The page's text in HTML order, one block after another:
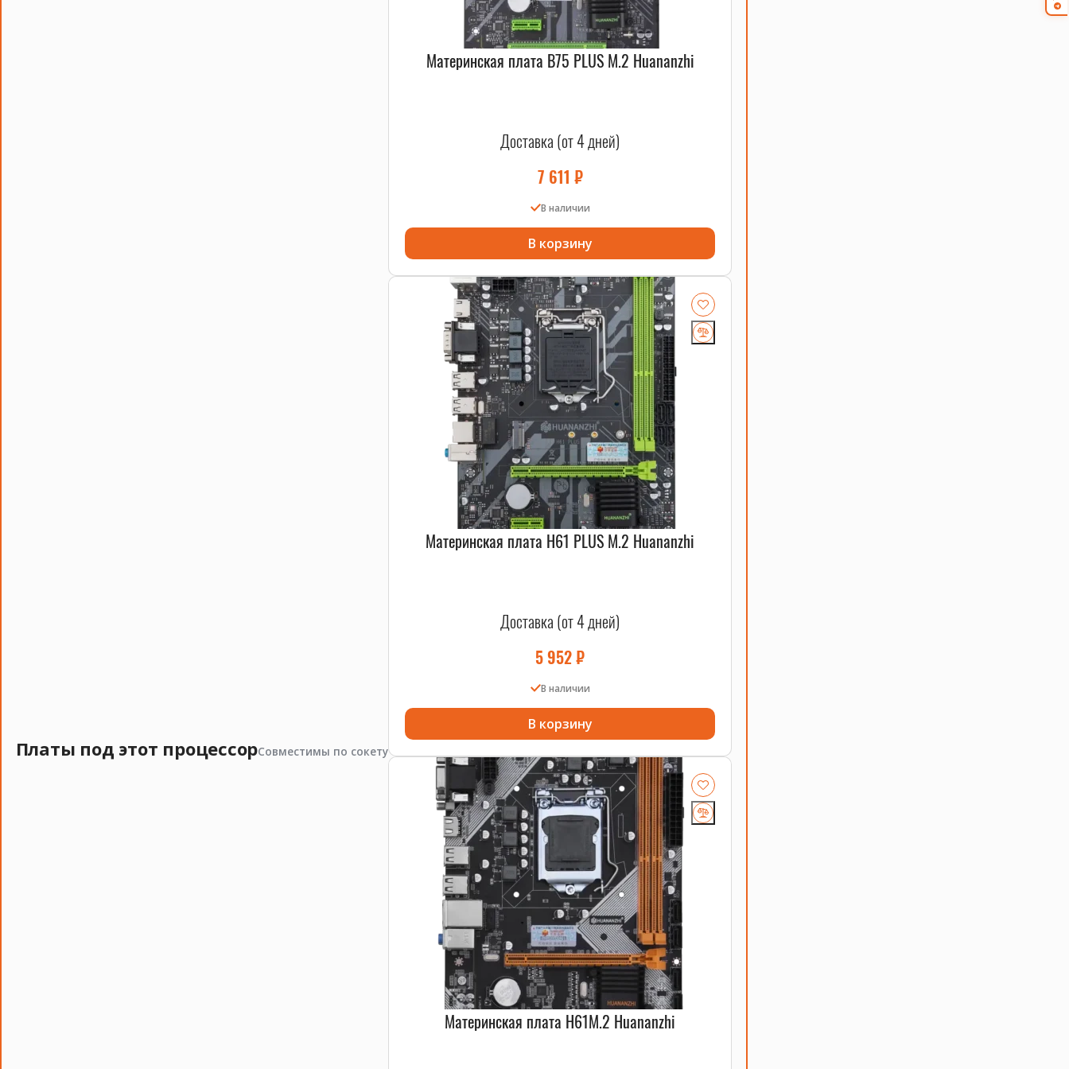
Платы под этот процессорСовместимы по сокету
Материнская плата B75 PLUS M.2 Huananzhi
Доставка (от 4 дней)
7 611 ₽
В наличии
В корзину
Материнская плата H61 PLUS M.2 Huananzhi
Доставка (от 4 дней)
5 952₽
В наличии
В корзину
Материнская плата H61M.2 Huananzhi